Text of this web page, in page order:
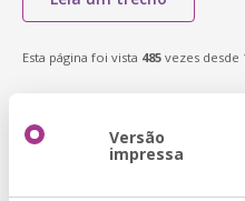
Esta página foi vista 485 vezes desde
Versão
impressa